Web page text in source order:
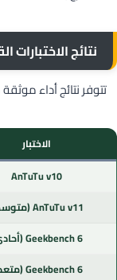
نتائج الاختبارات
تتوفر نتائج أداء
الاختبار
AnTuTu v10
AnTuTu v11 (متوسط)
Geekbench 6 (أحادي)
Geekbench 6 (متعدد)